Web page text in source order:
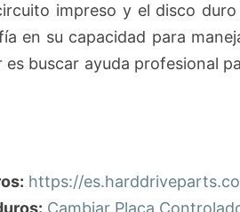
impreso y el disco
en su capacidad para
buscar ayuda profesional
https://
Cambiar Placa